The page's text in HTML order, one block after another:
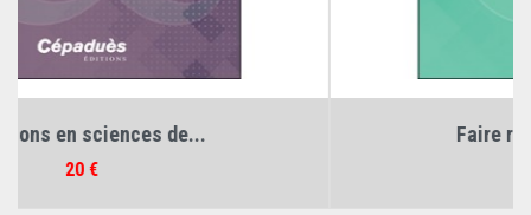
Faire résultat(s) dans les...